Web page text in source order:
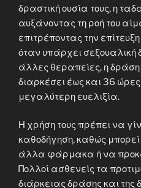
δραστική ουσία τους, η
αυξάνοντας τη ροή του
επιτρέποντας την
όταν υπάρχει σεξουαλική
άλλες θεραπείες, η δράση
διαρκέσει έως και 36
μεγαλύτερη ευελιξία.
Η χρήση τους πρέπει να
καθοδήγηση, καθώς
άλλα φάρμακα ή να
Πολλοί ασθενείς τα
διάρκειας δράσης και της